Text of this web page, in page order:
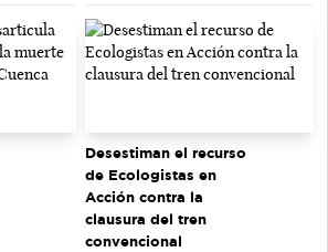
Desestiman el recurso
de Ecologistas en
Acción contra la
clausura del tren
convencional